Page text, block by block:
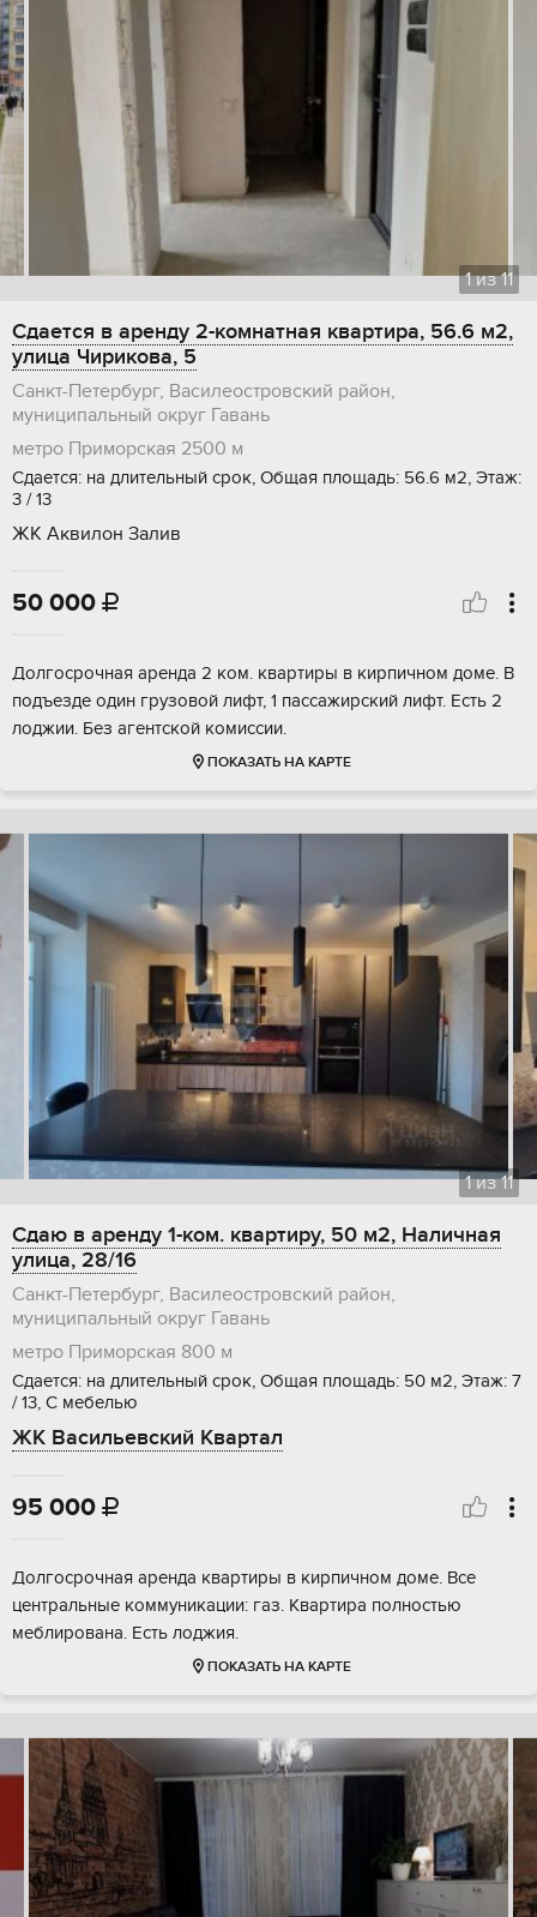
1из11
Сдается в аренду 2-комнатная квартира, 56.6 м2,
улица Чирикова, 5
Санкт-Петербург, Василеостровский район,
муниципальный округ Гавань
метро Приморская 2500 м
Сдается: на длительный срок, Общая площадь: 56.6 м2, Этаж:
3 / 13
ЖК Аквилон Залив
50 000 
Долгосрочная аренда 2 ком. квартиры в кирпичном доме. В
подъезде один грузовой лифт, 1 пассажирский лифт. Есть 2
лоджии. Без агентской комиссии.
ПОКАЗАТЬ НА КАРТЕ
1из11
Сдаю в аренду 1-ком. квартиру, 50 м2, Наличная
улица, 28/16
Санкт-Петербург, Василеостровский район,
муниципальный округ Гавань
метро Приморская 800 м
Сдается: на длительный срок, Общая площадь: 50 м2, Этаж: 7
/ 13, С мебелью
ЖК Васильевский Квартал
95 000 
Долгосрочная аренда квартиры в кирпичном доме. Все
центральные коммуникации: газ. Квартира полностью
меблирована. Есть лоджия.
ПОКАЗАТЬ НА КАРТЕ